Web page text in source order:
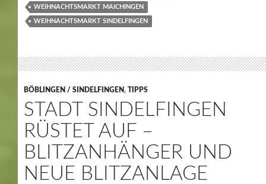
WEIHNACHTSMARKT MAICHINGEN
WEIHNACHTSMARKT SINDELFINGEN
BÖBLINGEN / SINDELFINGEN, TIPPS
STADT SINDELFINGEN
RÜSTET AUF –
BLITZANHÄNGER UND
NEUE BLITZANLAGE